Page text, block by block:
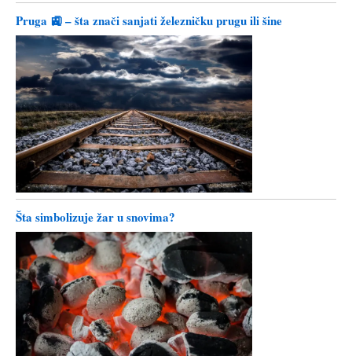
Pruga 🚉 – šta znači sanjati železničku prugu ili šine
Šta simbolizuje žar u snovima?